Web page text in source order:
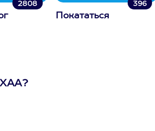
2808 396
Покататься